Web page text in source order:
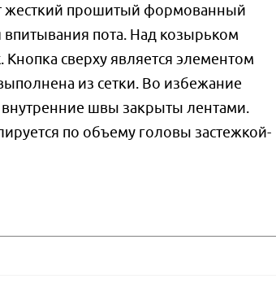
жесткий прошитый формованный
пота. Над козырьком
сверху является элементом
из сетки. Во избежание
швы закрыты лентами.
по объему головы застежкой-